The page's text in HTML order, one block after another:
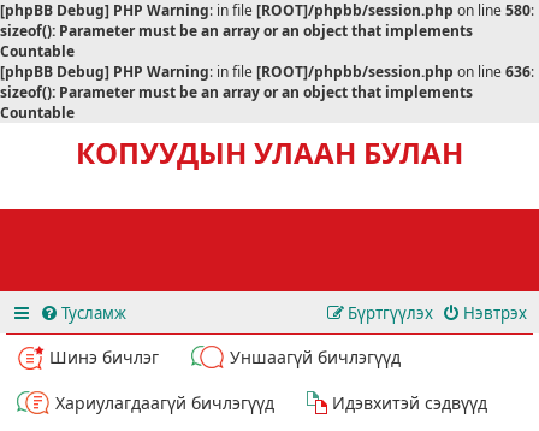
[phpBB Debug] PHP Warning: in file[ROOT]/phpbb/session.php on line580:
sizeof(): Parameter must be an array or an object that implements
Countable
[phpBB Debug] PHP Warning: in file[ROOT]/phpbb/session.php on line636:
sizeof(): Parameter must be an array or an object that implements
Countable
КОПУУДЫН УЛААН БУЛАН
Тусламж Нэвтрэх
Бүртгүүлэх
Шинэ бичлэг
Уншаагүй бичлэгүүд
Хариулагдаагүй бичлэгүүд
Идэвхитэй сэдвүүд